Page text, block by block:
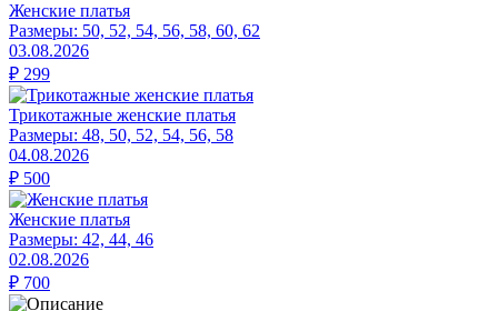
Женские платья
Размеры: 50, 52, 54, 56, 58, 60, 62
03.08.2026
₽ 299
Трикотажные женские платья
Размеры: 48, 50, 52, 54, 56, 58
04.08.2026
₽ 500
Женские платья
Размеры: 42, 44, 46
02.08.2026
₽ 700